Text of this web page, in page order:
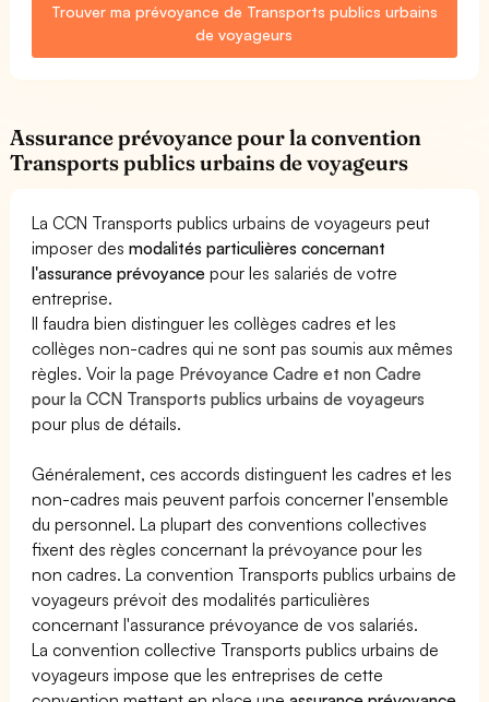
Trouver ma prévoyance de Transports publics urbains
de voyageurs
Assurance prévoyance pour la convention
Transports publics urbains de voyageurs
La CCN Transports publics urbains de voyageurs peut
imposer desmodalités particulières concernant
l'assurance prévoyance pour les salariés de votre
entreprise.
Il faudra bien distinguer les collèges cadres et les
collèges non-cadres qui ne sont pas soumis aux mêmes
règles. Voir la page Prévoyance Cadre et non Cadre
pour la CCN Transports publics urbains de voyageurs
pour plus de détails.
Généralement, ces accords distinguent les cadres et les
non-cadres mais peuvent parfois concerner l'ensemble
du personnel. La plupart des conventions collectives
fixent des règles concernant la prévoyance pour les
non cadres. La convention Transports publics urbains de
voyageurs prévoit des modalités particulières
concernant l'assurance prévoyance de vos salariés.
La convention collective Transports publics urbains de
voyageurs impose que les entreprises de cette